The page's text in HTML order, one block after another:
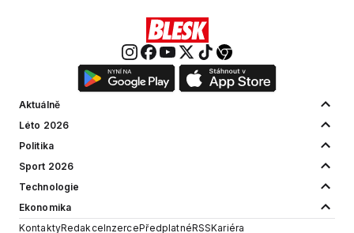
Aktuálně
Léto 2026
Politika
Sport 2026
Technologie
Ekonomika
KontaktyRedakceInzercePředplatnéRSSKariéra